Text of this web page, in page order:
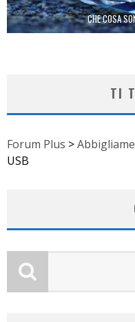
CHE COSA
TI
Forum Plus >
USB